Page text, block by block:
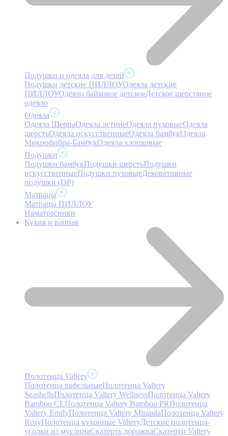
Подушки и одеяла для детей
Подушки детские ПИЛЛОУОдеяла детские
ПИЛЛОУОдеяло байковое детскоеДетское шерстяное
одеяло
Одеяла
Одеяла ШерпаОдеяла летниеОдеяла пуховыеОдеяла
шерстьОдеяла искусственныеОдеяла бамбукОдеяла
Микрофибра-БамбукОдеяла хлопковые
Подушки
Подушки бамбукПодушки шерстьПодушки
искусственныеПодушки пуховыеДекоративные
подушки (DP)
Матрацы
Матрацы ПИЛЛОУ
Наматрасники
Кухня и ванная
Полотенца Valtery
Полотенца вафельныеПолотенца Valtery
SeashellsПолотенца Valtery WellnessПолотенца Valtery
Bamboo CLПолотенца Valtery Bamboo PRПолотенца
Valtery EmilyПолотенца Valtery MirandaПолотенца Valtery
RosyПолотенца кухонные ValteryДетские полотенца-
уголки из муслинаСкатерть дорожкаСкатерти Valtery